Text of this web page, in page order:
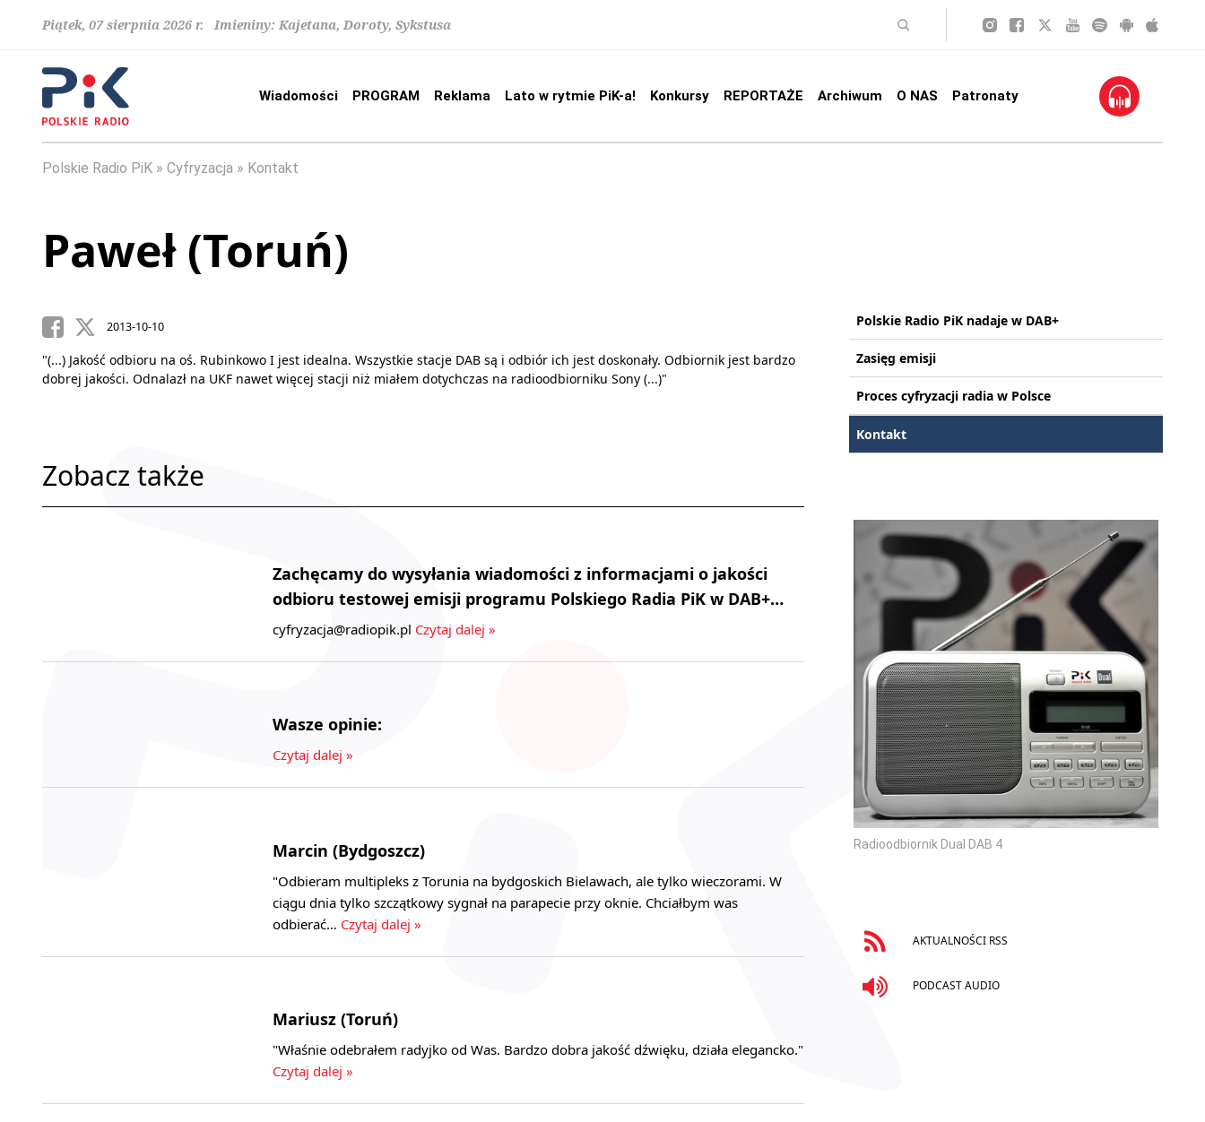
Piątek, 07 sierpnia 2026 r. Imieniny: Kajetana, Doroty, Sykstusa
Wiadomości PROGRAM Reklama Lato w rytmie PiK-a! Konkursy REPORTAŻE Archiwum O NAS Patronaty
Polskie Radio PiK Cyfryzacja Kontakt
Paweł (Toruń)
2013-10-10
"(...) Jakość odbioru na oś. Rubinkowo I jest idealna. Wszystkie stacje DAB są i odbiór ich jest doskonały. Odbiornik jest bardzo
dobrej jakości. Odnalazł na UKF nawet więcej stacji niż miałem dotychczas na radioodbiorniku Sony (...)"
Zobacz także
Zachęcamy do wysyłania wiadomości z informacjami o jakości
odbioru testowej emisji programu Polskiego Radia PiK w DAB+…
cyfryzacja@radiopik.pl Czytaj dalej »
Wasze opinie:
Czytaj dalej »
Marcin (Bydgoszcz)
"Odbieram multipleks z Torunia na bydgoskich Bielawach, ale tylko wieczorami. W
ciągu dnia tylko szczątkowy sygnał na parapecie przy oknie. Chciałbym was
odbierać… Czytaj dalej »
Mariusz (Toruń)
"Właśnie odebrałem radyjko od Was. Bardzo dobra jakość dźwięku, działa elegancko."
Czytaj dalej »
Polskie Radio PiK nadaje w DAB+
Zasięg emisji
Proces cyfryzacji radia w Polsce
Kontakt
Radioodbiornik Dual DAB 4
AKTUALNOŚCI RSS
PODCAST AUDIO